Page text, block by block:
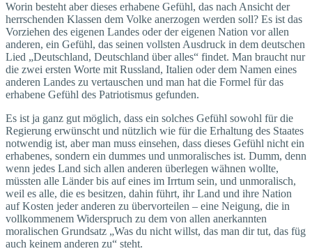
Worin besteht aber dieses erhabene Gefühl, das nach Ansicht der
herrschenden Klassen dem Volke anerzogen werden soll? Es ist das
Vorziehen des eigenen Landes oder der eigenen Nation vor allen
anderen, ein Gefühl, das seinen vollsten Ausdruck in dem deutschen
Lied „Deutschland, Deutschland über alles“ findet. Man braucht nur
die zwei ersten Worte mit Russland, Italien oder dem Namen eines
anderen Landes zu vertauschen und man hat die Formel für das
erhabene Gefühl des Patriotismus gefunden.
Es ist ja ganz gut möglich, dass ein solches Gefühl sowohl für die
Regierung erwünscht und nützlich wie für die Erhaltung des Staates
notwendig ist, aber man muss einsehen, dass dieses Gefühl nicht ein
erhabenes, sondern ein dummes und unmoralisches ist. Dumm, denn
wenn jedes Land sich allen anderen überlegen wähnen wollte,
müssten alle Länder bis auf eines im Irrtum sein, und unmoralisch,
weil es alle, die es besitzen, dahin führt, ihr Land und ihre Nation
auf Kosten jeder anderen zu übervorteilen – eine Neigung, die in
vollkommenem Widerspruch zu dem von allen anerkannten
moralischen Grundsatz „Was du nicht willst, das man dir tut, das füg
auch keinem anderen zu“ steht.